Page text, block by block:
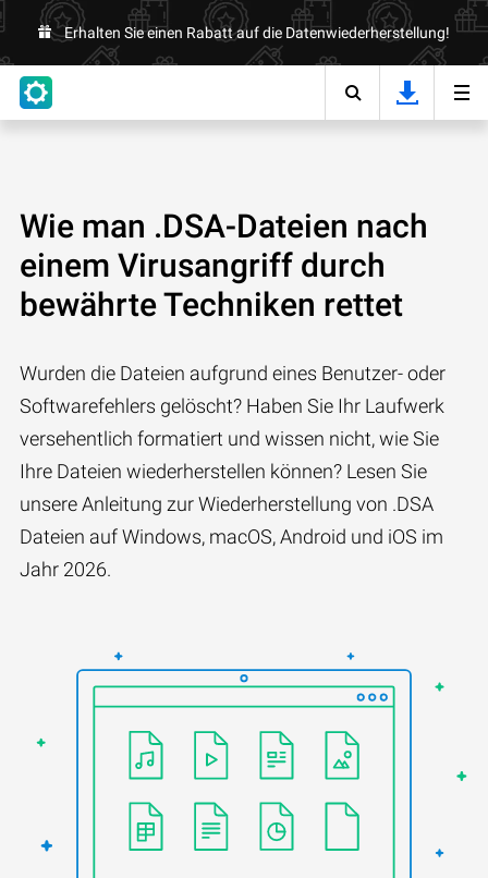
Erhalten Sie einen Rabatt auf die Datenwiederherstellung!
Wie man .DSA-Dateien nach
einem Virusangriff durch
bewährte Techniken rettet
Wurden die Dateien aufgrund eines Benutzer- oder
Softwarefehlers gelöscht? Haben Sie Ihr Laufwerk
versehentlich formatiert und wissen nicht, wie Sie
Ihre Dateien wiederherstellen können? Lesen Sie
unsere Anleitung zur Wiederherstellung von .DSA
Dateien auf Windows, macOS, Android und iOS im
Jahr 2026.